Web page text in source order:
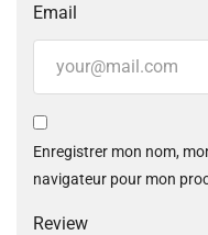
Email
Enregistrer mon nom,
navigateur pour mon
Review